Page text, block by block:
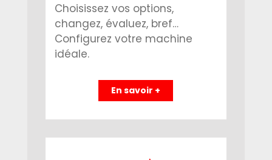
Choisissez vos options,
changez, évaluez, bref…
Configurez votre machine
idéale.
En savoir +